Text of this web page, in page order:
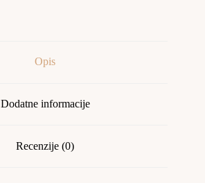
Opis
Dodatne informacije
Recenzije (0)